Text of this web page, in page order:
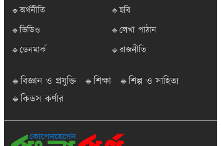
🔹অর্থনীতি
🔹ছবি
🔹ভিডিও
🔹লেখা পাঠান
🔹ডেনমার্ক
🔹রাজনীতি
🔹বিজ্ঞান ও প্রযুক্তি 🔹শিক্ষা
🔹শিল্প ও সাহিত্য
🔹কিডস কর্ণার